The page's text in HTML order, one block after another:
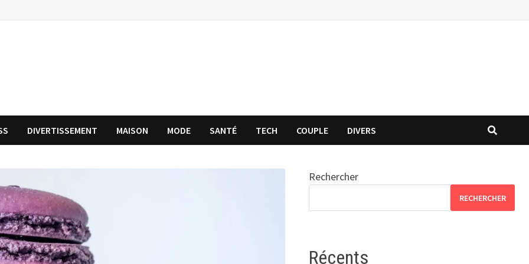
DIVERTISSEMENT MAISON MODE SANTÉ TECH COUPLE DIVERS
Rechercher
RECHERCHER
Récents